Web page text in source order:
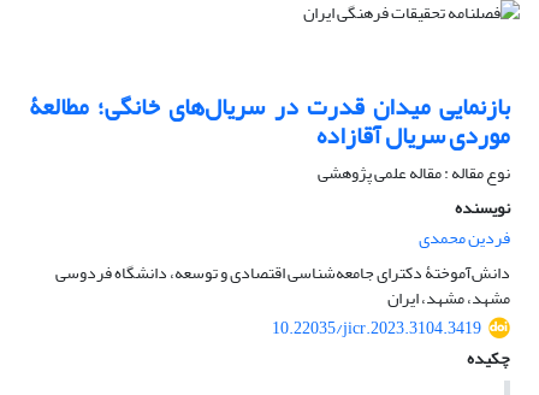
بازنمایی میدان قدرت در سریال‌های خانگی؛ مطالعۀ
موردی سریال آقازاده
نوع مقاله : مقاله علمی پژوهشی
نویسنده
فردین محمدی
دانش‌آموختۀ دکترای جامعه‌شناسی اقتصادی و توسعه، دانشگاه فردوسی
مشهد، مشهد، ایران
10.22035/jicr.2023.3104.3419
چکیده